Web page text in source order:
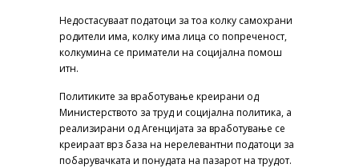
Недостасуваат податоци за тоа колку самохрани
родители има, колку има лица со попреченост,
колкумина се приматели на социјална помош
итн.
Политиките за вработување креирани од
Министерството за труд и социјална политика, а
реализирани од Агенцијата за вработување се
креираат врз база на нерелевантни податоци за
побарувачката и понудата на пазарот на трудот.